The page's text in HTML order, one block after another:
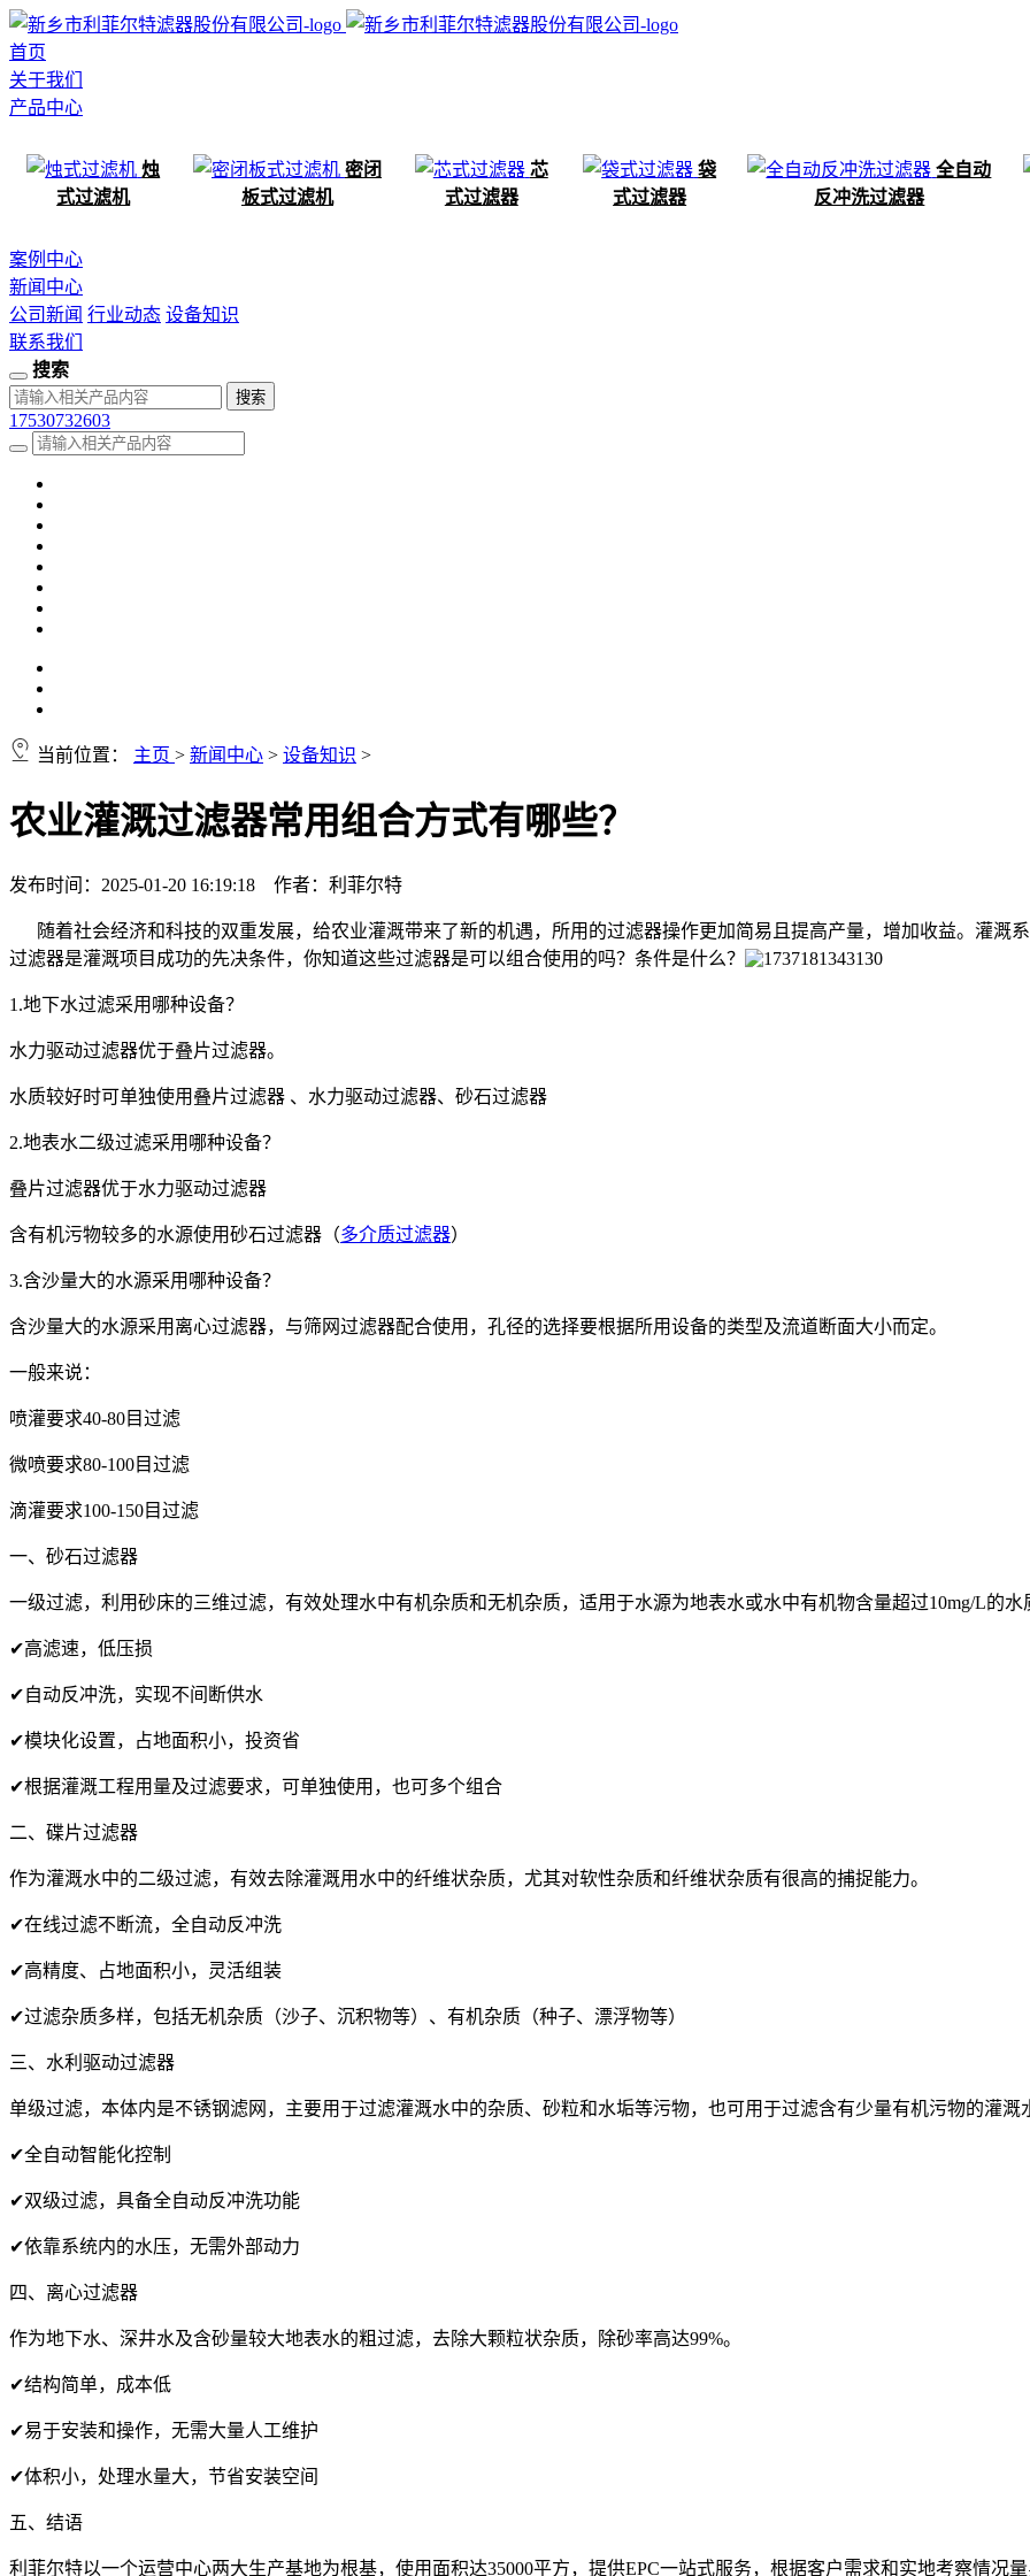
首页
关于我们
产品中心
烛
式过滤机
密闭
板式过滤机
芯
式过滤器
袋
式过滤器
全自动
反冲洗过滤器
案例中心
新闻中心
公司新闻 行业动态 设备知识
联系我们
搜索
17530732603
当前位置： 主页 > 新闻中心 > 设备知识 >
农业灌溉过滤器常用组合方式有哪些？
发布时间：2025-01-20 16:19:18 作者：利菲尔特
随着社会经济和科技的双重发展，给农业灌溉带来了新的机遇，所用的过滤器操作更加简易且提高产量，增加收益。灌溉
过滤器是灌溉项目成功的先决条件，你知道这些过滤器是可以组合使用的吗？条件是什么？
1.地下水过滤采用哪种设备？
水力驱动过滤器优于叠片过滤器。
水质较好时可单独使用叠片过滤器 、水力驱动过滤器、砂石过滤器
2.地表水二级过滤采用哪种设备？
叠片过滤器优于水力驱动过滤器
含有机污物较多的水源使用砂石过滤器（多介质过滤器）
3.含沙量大的水源采用哪种设备？
含沙量大的水源采用离心过滤器，与筛网过滤器配合使用，孔径的选择要根据所用设备的类型及流道断面大小而定。
一般来说：
喷灌要求40-80目过滤
微喷要求80-100目过滤
滴灌要求100-150目过滤
一、砂石过滤器
⼀级过滤，利⽤砂床的三维过滤，有效处理⽔中有机杂质和⽆机杂质，适⽤于⽔源为地表⽔或⽔中有机物含量超过10mg/L的⽔
✔⾼滤速，低压损
✔⾃动反冲洗，实现不间断供⽔
✔模块化设置，占地⾯积⼩，投资省
✔根据灌溉⼯程⽤量及过滤要求，可单独使用，也可多个组合
二、碟片过滤器
作为灌溉水中的二级过滤，有效去除灌溉用水中的纤维状杂质，尤其对软性杂质和纤维状杂质有很高的捕捉能力。
✔在线过滤不断流，全⾃动反冲洗
✔⾼精度、占地⾯积⼩，灵活组装
✔过滤杂质多样，包括⽆机杂质（沙⼦、沉积物等）、有机杂质（种子、漂浮物等）
三、水利驱动过滤器
单级过滤，本体内是不锈钢滤网，主要用于过滤灌溉水中的杂质、砂粒和水垢等污物，也可用于过滤含有少量有机污物的灌溉
✔全⾃动智能化控制
✔双级过滤，具备全⾃动反冲洗功能
✔依靠系统内的⽔压，⽆需外部动力
四、离心过滤器
作为地下⽔、深井⽔及含砂量较⼤地表⽔的粗过滤，去除⼤颗粒状杂质，除砂率⾼达99%。
✔结构简单，成本低
✔易于安装和操作，无需大量人工维护
✔体积小，处理水量大，节省安装空间
五、结语
利菲尔特以一个运营中心两大生产基地为根基，使用面积达35000平方，提供EPC一站式服务，根据客户需求和实地考察情况